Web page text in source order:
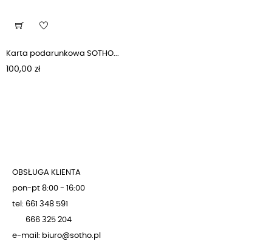
Karta podarunkowa SOTHO...
Cena
100,00 zł
OBSŁUGA KLIENTA
pon-pt 8:00 - 16:00
tel: 661 348 591
666 325 204
e-mail: biuro@sotho.pl